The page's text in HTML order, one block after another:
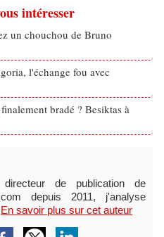
intéresser
un chouchou de Bruno
l'échange fou avec
bradé ? Besiktas à
de publication de
depuis 2011, j'analyse
En savoir plus sur cet auteur